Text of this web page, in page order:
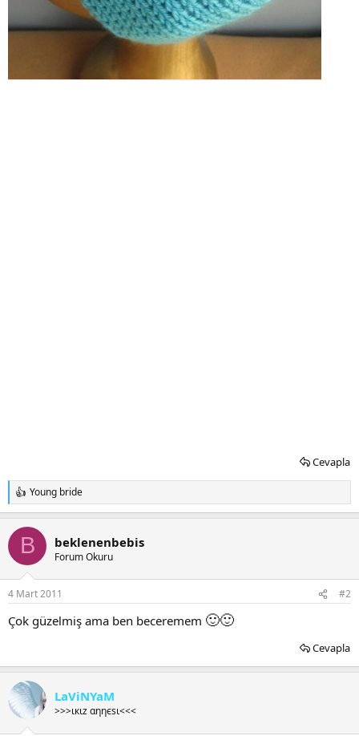
Cevapla
T
e
k
l
Young bride
B beklenenbebis
Forum Okuru
4 Mart 2011 #2
Çok güzelmiş ama ben beceremem 🙂🙂
Cevapla
LaViNYaM
>>>ιкιz αηηєѕι<<<